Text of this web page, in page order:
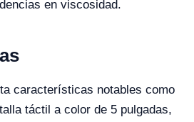
en viscosidad.
características notables como
táctil a color de 5 pulgadas,